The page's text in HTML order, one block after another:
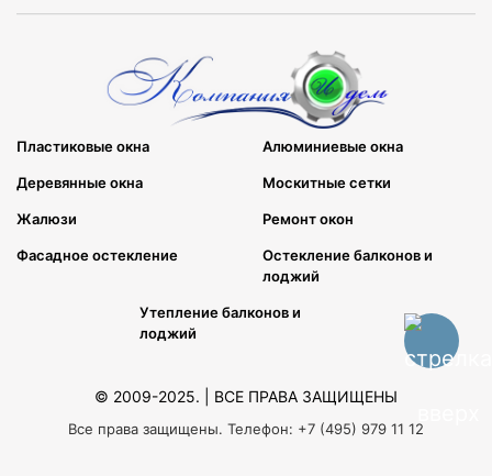
Пластиковые окна Алюминиевые окна
Деревянные окна Москитные сетки
Жалюзи Ремонт окон
Фасадное остекление
Остекление балконов и
лоджий
Утепление балконов и
лоджий
© 2009-2025. | ВСЕ ПРАВА ЗАЩИЩЕНЫ
Все права защищены. Телефон: +7 (495) 979 11 12